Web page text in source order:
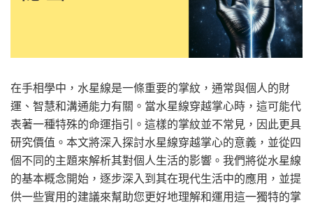
在手相學中，水星線是一條重要的掌紋，通常與個人的財
運、智慧和溝通能力有關。當水星線穿越掌心時，這可能代
表著一種特殊的命運指引。這樣的掌紋並不常見，因此更具
研究價值。本文將深入探討水星線穿越掌心的意義，並從四
個不同的主題來解析其對個人生活的影響。我們將從水星線
的基本概念開始，逐步深入到其在現代生活中的應用，並提
供一些實用的建議來幫助您更好地理解和運用這一獨特的掌